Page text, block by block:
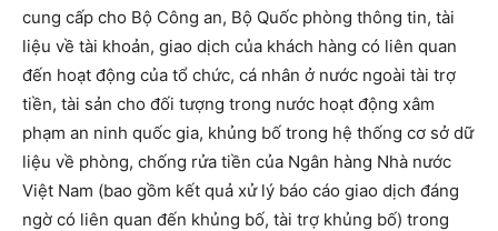
cung cấp cho Bộ Công an, Bộ Quốc phòng thông tin, tài
liệu về tài khoản, giao dịch của khách hàng có liên quan
đến hoạt động của tổ chức, cá nhân ở nước ngoài tài trợ
tiền, tài sản cho đối tượng trong nước hoạt động xâm
phạm an ninh quốc gia, khủng bố trong hệ thống cơ sở dữ
liệu về phòng, chống rửa tiền của Ngân hàng Nhà nước
Việt Nam (bao gồm kết quả xử lý báo cáo giao dịch đáng
ngờ có liên quan đến khủng bố, tài trợ khủng bố) trong